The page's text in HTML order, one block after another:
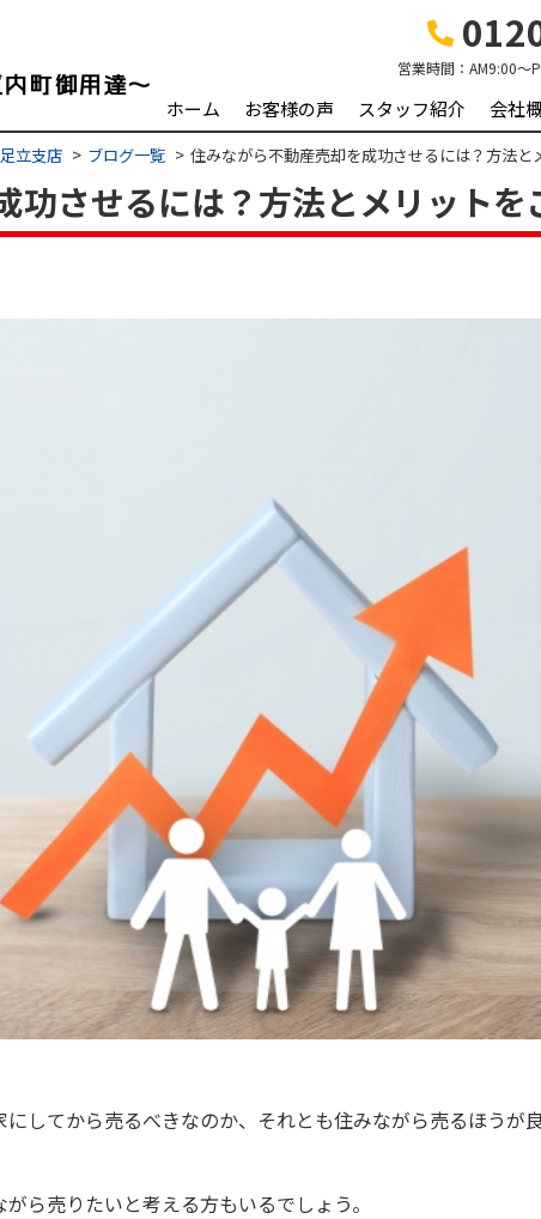
営業時間： AM9:00～
ホーム お客様の声 スタッフ紹介 会社
立支店 ブログ一覧 住みながら不動産売却を成功させるには？方法と
功させるには？方法とメリットを
してから売るべきなのか、それとも住みながら売るほうが
ら売りたいと考える方もいるでしょう。